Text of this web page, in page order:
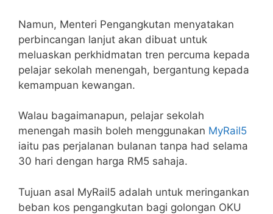
Namun, Menteri Pengangkutan menyatakan
perbincangan lanjut akan dibuat untuk
meluaskan perkhidmatan tren percuma kepada
pelajar sekolah menengah, bergantung kepada
kemampuan kewangan.
Walau bagaimanapun, pelajar sekolah
menengah masih boleh menggunakan MyRail5
iaitu pas perjalanan bulanan tanpa had selama
30 hari dengan harga RM5 sahaja.
Tujuan asal MyRail5 adalah untuk meringankan
beban kos pengangkutan bagi golongan OKU